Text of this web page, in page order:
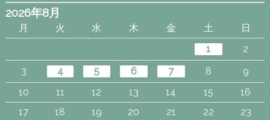
2026年8月
月 火 水 木 金 土
日
1
2
3
4 5 6 7 8
9
10
11 12 13 14 15
16
17
18 19 20 21 22
23